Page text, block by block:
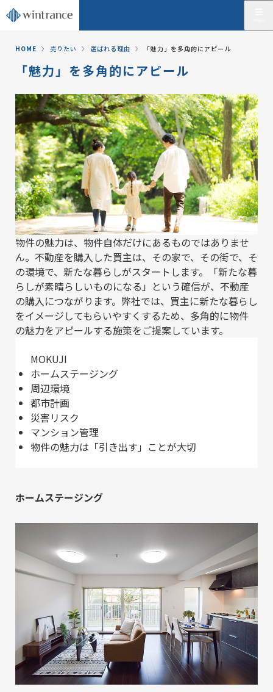
HOME 売りたい 選ばれる理由 「魅力」を多角的にアピール
「魅力」を多角的にアピール
物件の魅力は、物件自体だけにあるものではありませ
ん。不動産を購入した買主は、その家で、その街で、そ
の環境で、新たな暮らしがスタートします。「新たな暮
らしが素晴らしいものになる」という確信が、不動産
の購入につながります。弊社では、買主に新たな暮らし
をイメージしてもらいやすくするため、多角的に物件
の魅力をアピールする施策をご提案しています。
MOKUJI
ホームステージング
周辺環境
都市計画
災害リスク
マンション管理
物件の魅力は「引き出す」ことが大切
ホームステージング